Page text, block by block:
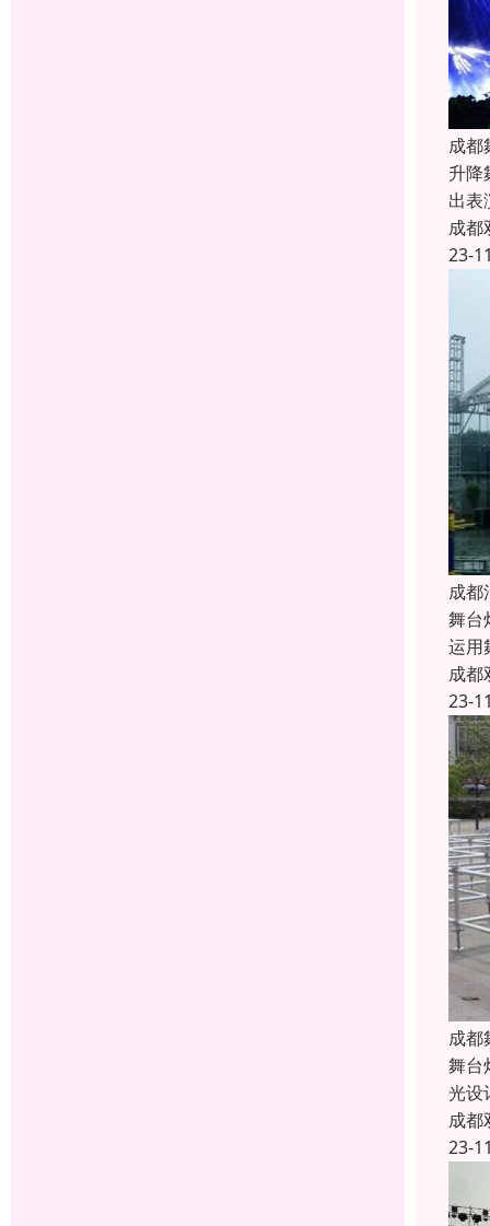
成都
升降
出表
成都
23-
成都
舞台
运用
成都
23-
成都
舞台
光设
成都
23-